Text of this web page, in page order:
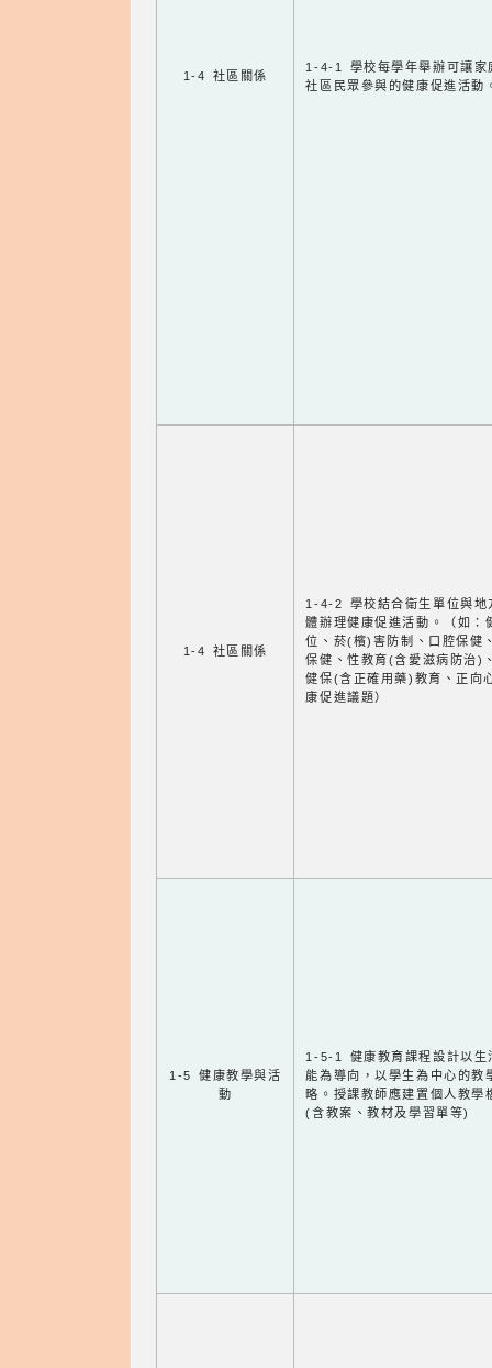
1-4 社區關係
1-4-1 學校每學年舉辦可讓家
社區民眾參與的健康促進活動
1-4 社區關係
1-4-2 學校結合衛生單位與地
體辦理健康促進活動。（如：
位、菸(檳)害防制、口腔保健
保健、性教育(含愛滋病防治)
健保(含正確用藥)教育、正向
康促進議題）
1-5 健康教學與活
動
1-5-1 健康教育課程設計以生
能為導向，以學生為中心的教
略。授課教師應建置個人教學
(含教案、教材及學習單等)